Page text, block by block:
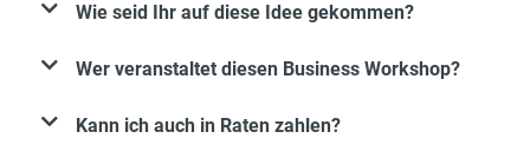
Wie seid Ihr auf diese Idee gekommen?
Wer veranstaltet diesen Business Workshop?
Kann ich auch in Raten zahlen?